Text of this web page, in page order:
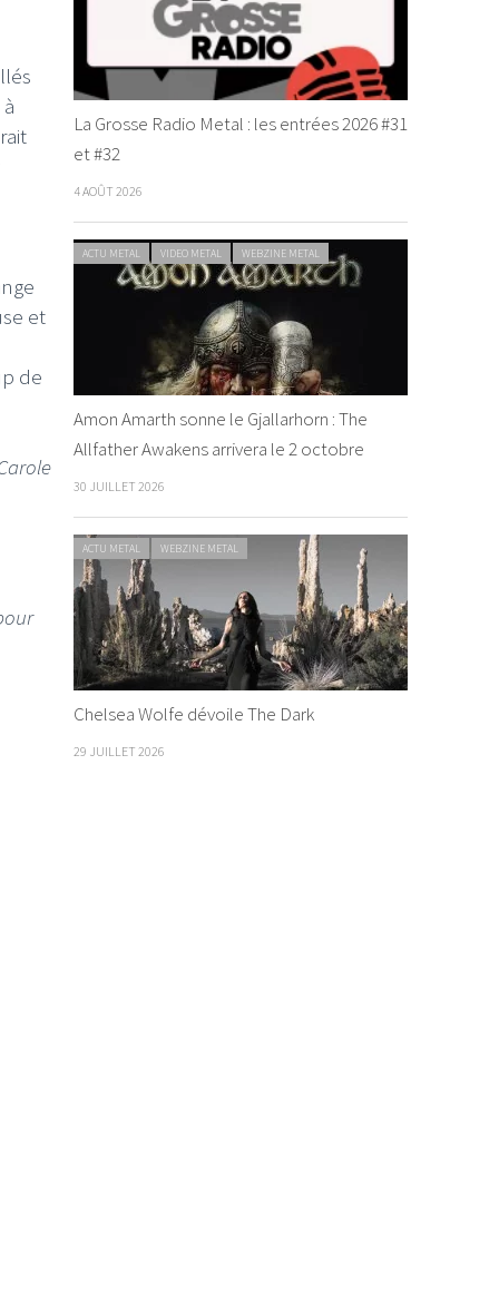
et
de
La Grosse Radio Metal : les entrées 2026 #31
et #32
4 AOÛT 2026
ACTU METAL VIDEO METAL WEBZINE METAL
Amon Amarth sonne le Gjallarhorn : The
Allfather Awakens arrivera le 2 octobre
30 JUILLET 2026
ACTU METAL WEBZINE METAL
Chelsea Wolfe dévoile The Dark
29 JUILLET 2026